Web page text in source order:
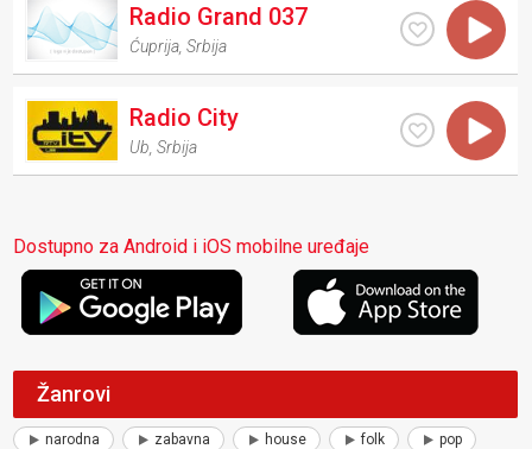
Radio Grand 037
Ćuprija ,Srbija
Radio City
Ub ,Srbija
Dostupno za Android i iOS mobilne uređaje
Žanrovi
narodna zabavna house folk pop